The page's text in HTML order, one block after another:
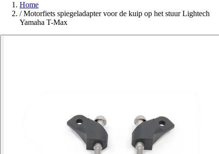
Home
/ Motorfiets spiegeladapter voor de kuip op het stuur Lightech
Yamaha T-Max